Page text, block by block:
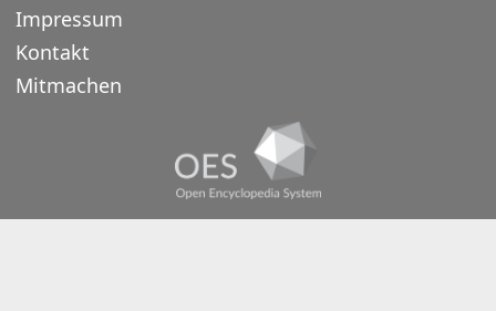
Impressum
Kontakt
Mitmachen